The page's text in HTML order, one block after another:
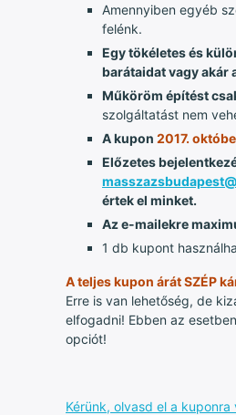
Amennyiben egyéb
felénk.
Egy tökéletes és
barátaidat vagy akár
Műköröm építést
szolgáltatást nem
A kupon 2017.
Előzetes
értek el minket.
Az e-mailekre
1 db kupont
A teljes kupon árát SZÉP
Erre is van lehetőség, de
elfogadni! Ebben az
opciót!
Kérünk, olvasd el a